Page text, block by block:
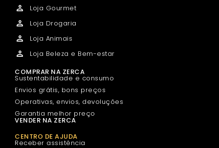
Loja Gourmet
Loja Drogaria
Loja Animais
Loja Beleza e Bem-estar
COMPRAR NA ZERCA
Sustentabilidade e consumo
Envios grátis, bons preços
Operativas, envios, devoluções
Garantia melhor preço
VENDER NA ZERCA
CENTRO DE AJUDA
Receber assistência